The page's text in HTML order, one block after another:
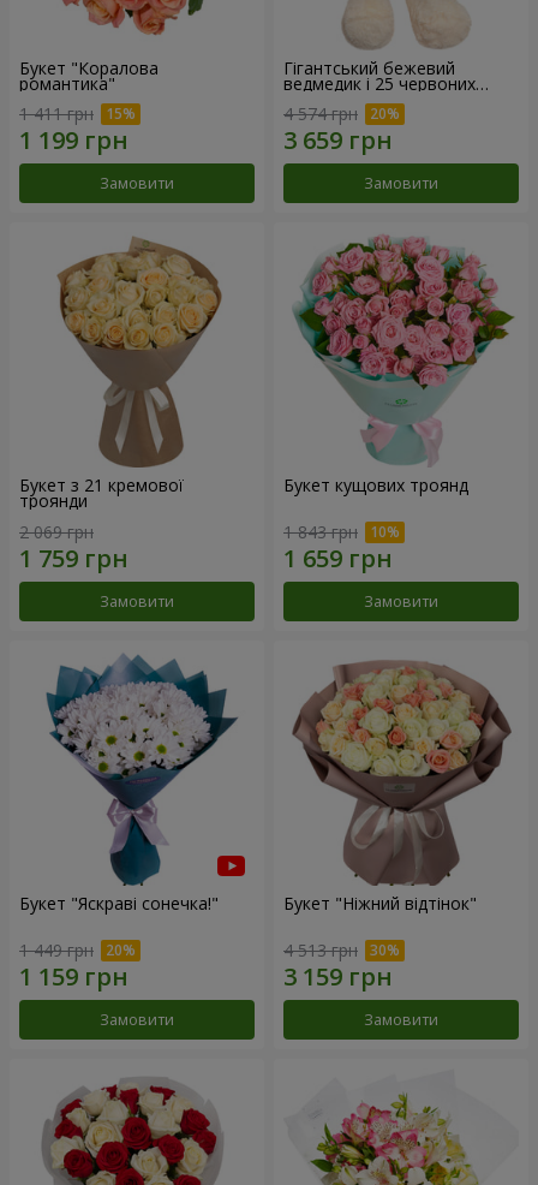
Букет "Коралова
романтика"
1 411 грн
Замовити
Гігантський бежевий
ведмедик і 25 червоних
троянд
4 574 грн
Замовити
Букет з 21 кремової
троянди
2 069 грн
Замовити
Букет кущових троянд
1 843 грн
Замовити
Букет "Яскраві сонечка!"
1 449 грн
Замовити
Букет "Ніжний відтінок"
4 513 грн
Замовити